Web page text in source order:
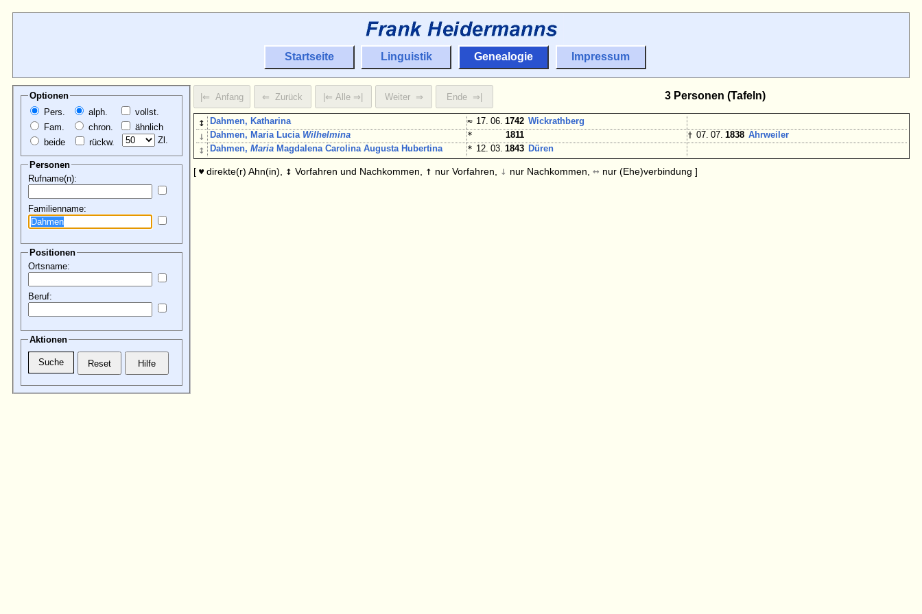
Startseite Linguistik Genealogie Impressum
Optionen
Pers.
Fam.
beide
alph.
chron.
rückw.
vollst.
ähnlich
Zl.
Personen
Rufname(n):
Familienname:
Positionen
Ortsname:
Beruf:
Aktionen
3 Personen (Tafeln)
↕ Dahmen, Katharina ≈ 17. 06. 1742 Wickrathberg
↓ Dahmen, Maria Lucia Wilhelmina * 1811 † 07. 07. 1838 Ahrweiler
↕ Dahmen,Maria Magdalena Carolina Augusta Hubertina * 12. 03. 1843 Düren
[ ♥ direkte(r) Ahn(in), ↕ Vorfahren und Nachkommen, ↑ nur Vorfahren, ↓ nur Nachkommen, ↔ nur (Ehe)verbindung ]